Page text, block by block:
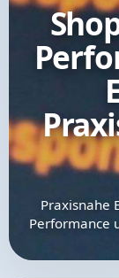
Praxisnahe
Performance